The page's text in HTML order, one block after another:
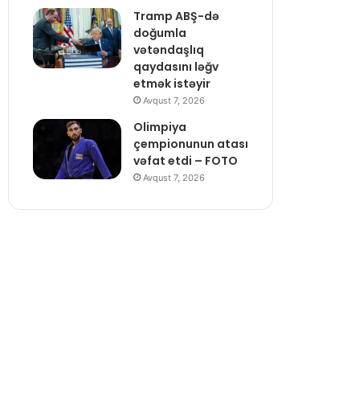
Tramp ABŞ-də
doğumla
vətəndaşlıq
qaydasını ləğv
etmək istəyir
Avqust 7, 2026
Olimpiya
çempionunun atası
vəfat etdi – FOTO
Avqust 7, 2026